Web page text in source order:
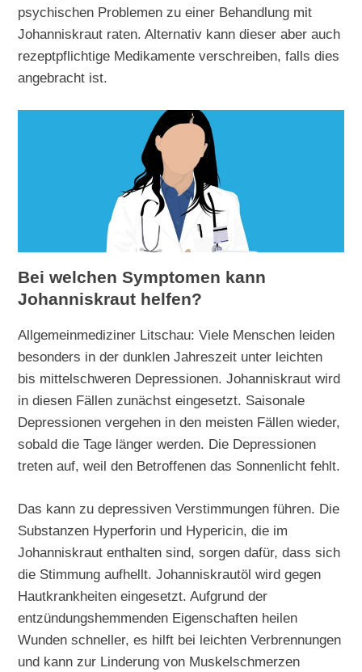
psychischen Problemen zu einer Behandlung mit
Johanniskraut raten. Alternativ kann dieser aber auch
rezeptpflichtige Medikamente verschreiben, falls dies
angebracht ist.
Bei welchen Symptomen kann
Johanniskraut helfen?
Allgemeinmediziner Litschau: Viele Menschen leiden
besonders in der dunklen Jahreszeit unter leichten
bis mittelschweren Depressionen. Johanniskraut wird
in diesen Fällen zunächst eingesetzt. Saisonale
Depressionen vergehen in den meisten Fällen wieder,
sobald die Tage länger werden. Die Depressionen
treten auf, weil den Betroffenen das Sonnenlicht fehlt.
Das kann zu depressiven Verstimmungen führen. Die
Substanzen Hyperforin und Hypericin, die im
Johanniskraut enthalten sind, sorgen dafür, dass sich
die Stimmung aufhellt. Johanniskrautöl wird gegen
Hautkrankheiten eingesetzt. Aufgrund der
entzündungshemmenden Eigenschaften heilen
Wunden schneller, es hilft bei leichten Verbrennungen
und kann zur Linderung von Muskelschmerzen